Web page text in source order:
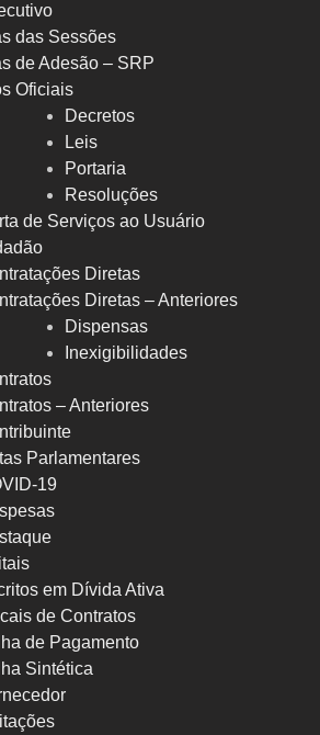
das Sessões
de Adesão – SRP
Oficiais
Decretos
Leis
Portaria
Resoluções
de Serviços ao Usuário
Diretas
Diretas – Anteriores
Dispensas
Inexigibilidades
– Anteriores
Parlamentares
19
em Dívida Ativa
de Contratos
de Pagamento
Sintética